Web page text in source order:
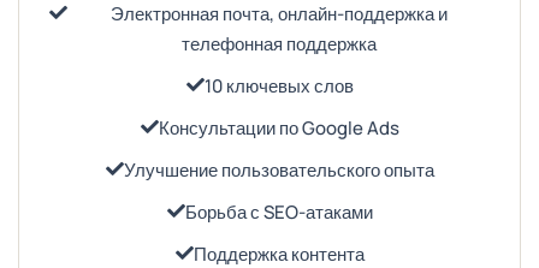
Электронная почта, онлайн-поддержка и
телефонная поддержка
10 ключевых слов
Консультации по Google Ads
Улучшение пользовательского опыта
Борьба с SEO-атаками
Поддержка контента